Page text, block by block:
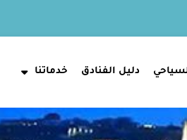
دليل الفنادق خدماتنا